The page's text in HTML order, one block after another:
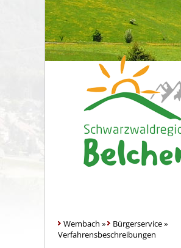
Wembach » Bürgerservice»
Verfahrensbeschreibungen